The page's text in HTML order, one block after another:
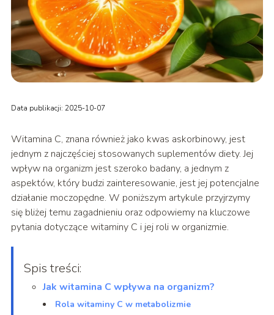
Data publikacji: 2025-10-07
Witamina C, znana również jako kwas askorbinowy, jest
jednym z najczęściej stosowanych suplementów diety. Jej
wpływ na organizm jest szeroko badany, a jednym z
aspektów, który budzi zainteresowanie, jest jej potencjalne
działanie moczopędne. W poniższym artykule przyjrzymy
się bliżej temu zagadnieniu oraz odpowiemy na kluczowe
pytania dotyczące witaminy C i jej roli w organizmie.
Spis treści:
Jak witamina C wpływa na organizm?
Rola witaminy C w metabolizmie